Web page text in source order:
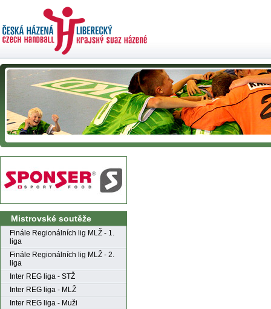
Mistrovské soutěže
Finále Regionálních lig MLŽ - 1.
liga
Finále Regionálních lig MLŽ - 2.
liga
Inter REG liga - STŽ
Inter REG liga - MLŽ
Inter REG liga - Muži